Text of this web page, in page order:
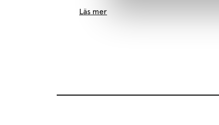
Läs mer